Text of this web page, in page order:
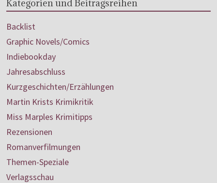
Kategorien und Beitragsreihen
Backlist
Graphic Novels/Comics
Indiebookday
Jahresabschluss
Kurzgeschichten/Erzählungen
Martin Krists Krimikritik
Miss Marples Krimitipps
Rezensionen
Romanverfilmungen
Themen-Speziale
Verlagsschau